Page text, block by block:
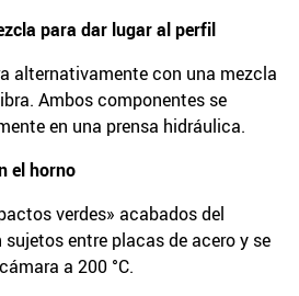
para dar lugar al perfil
alternativamente con una mezcla
Ambos componentes se
en una prensa hidráulica.
el horno
verdes» acabados del
entre placas de acero y se
a 200 °C.